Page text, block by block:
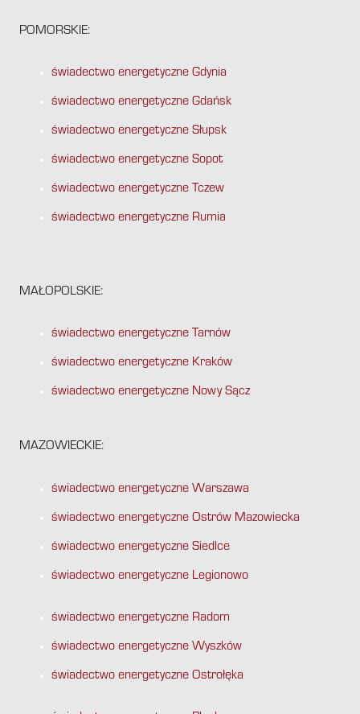
POMORSKIE:
świadectwo energetyczne Gdynia
świadectwo energetyczne Gdańsk
świadectwo energetyczne Słupsk
świadectwo energetyczne Sopot
świadectwo energetyczne Tczew
świadectwo energetyczne Rumia
MAŁOPOLSKIE:
świadectwo energetyczne Tarnów
świadectwo energetyczne Kraków
świadectwo energetyczne Nowy Sącz
MAZOWIECKIE:
świadectwo energetyczne Warszawa
świadectwo energetyczne Ostrów Mazowiecka
świadectwo energetyczne Siedlce
świadectwo energetyczne Legionowo
świadectwo energetyczne Radom
świadectwo energetyczne Wyszków
świadectwo energetyczne Ostrołęka